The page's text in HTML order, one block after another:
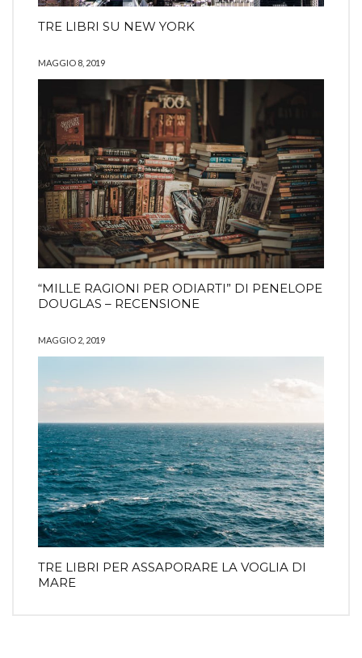
TRE LIBRI SU NEW YORK
MAGGIO 8, 2019
“MILLE RAGIONI PER ODIARTI” DI PENELOPE
DOUGLAS – RECENSIONE
MAGGIO 2, 2019
TRE LIBRI PER ASSAPORARE LA VOGLIA DI
MARE